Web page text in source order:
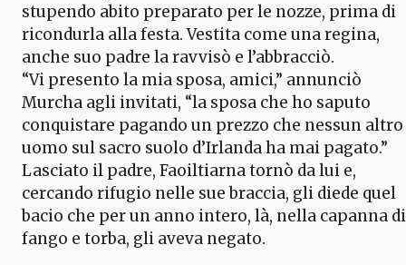
stupendo abito preparato per le nozze, prima di
ricondurla alla festa. Vestita come una regina,
anche suo padre la ravvisò e l’abbracciò.
“Vi presento la mia sposa, amici,” annunciò
Murcha agli invitati, “la sposa che ho saputo
conquistare pagando un prezzo che nessun altro
uomo sul sacro suolo d’Irlanda ha mai pagato.”
Lasciato il padre, Faoiltiarna tornò da lui e,
cercando rifugio nelle sue braccia, gli diede quel
bacio che per un anno intero, là, nella capanna di
fango e torba, gli aveva negato.